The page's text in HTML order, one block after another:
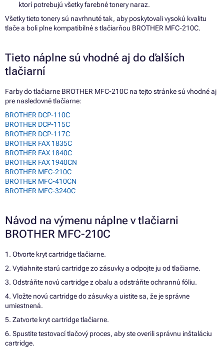
ktorí potrebujú všetky farebné tonery naraz.
Všetky tieto tonery sú navrhnuté tak, aby poskytovali vysokú kvalitu
tlače a boli plne kompatibilné s tlačiarňou BROTHER MFC-210C.
Tieto náplne sú vhodné aj do ďalších
tlačiarní
Farby do tlačiarne BROTHER MFC-210C na tejto stránke sú vhodné aj
pre nasledovné tlačiarne:
BROTHER DCP-110C
BROTHER DCP-115C
BROTHER DCP-117C
BROTHER FAX 1835C
BROTHER FAX 1840C
BROTHER FAX 1940CN
BROTHER MFC-210C
BROTHER MFC-410CN
BROTHER MFC-3240C
Návod na výmenu náplne v tlačiarni
BROTHER MFC-210C
1. Otvorte kryt cartridge tlačiarne.
2. Vytiahnite starú cartridge zo zásuvky a odpojte ju od tlačiarne.
3. Odstráňte novú cartridge z obalu a odstráňte ochrannú fóliu.
4. Vložte novú cartridge do zásuvky a uistite sa, že je správne
umiestnená.
5. Zatvorte kryt cartridge tlačiarne.
6. Spustite testovací tlačový proces, aby ste overili správnu inštaláciu
cartridge.